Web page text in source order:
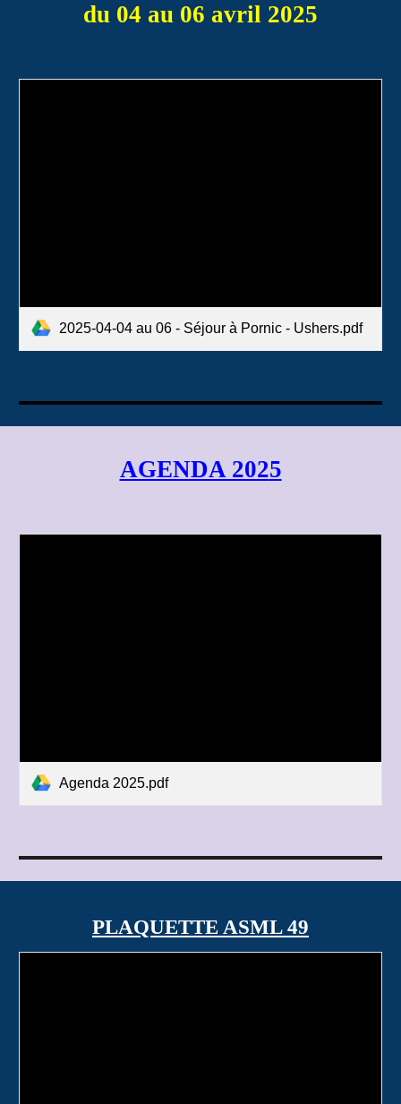
du 04 au 06 avril 2025
2025-04-04 au 06 - Séjour à Pornic - Ushers.pdf
AGENDA 2025
Agenda 2025.pdf
PLAQUETTE ASML 49